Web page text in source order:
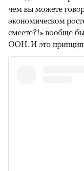
чем вы можете
экономическом
смеете?!» вообще
ООН. И это